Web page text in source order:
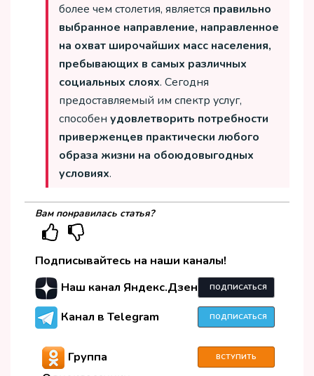
более чем столетия, является правильно
выбранное направление, направленное
на охват широчайших масс населения,
пребывающих в самых различных
социальных слоях. Сегодня
предоставляемый им спектр услуг,
способен удовлетворить потребности
приверженцев практически любого
образа жизни на обоюдовыгодных
условиях.
Вам понравилась статья?
Подписывайтесь на наши каналы!
Наш канал Яндекс.Дзен
ПОДПИСАТЬСЯ
Канал в Telegram ПОДПИСАТЬСЯ
Группа
ВСТУПИТЬ